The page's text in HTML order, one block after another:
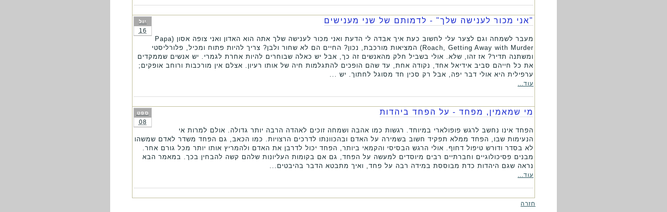
יול
16
"אני מכור לענישה שלך" - לדמותם של שני מענישים
מעבר לשמחה וגם לצער עלי לחשוב כעת איך אבדה לי הדעת ואני מכור לענישה שלך אתה הוא האדון ואני צופה אסון (Papa
Roach, Getting Away with Murder) המציאות מורכבת, נכון? החיים הם לא שחור ולבן? צריך להיות פתוח ומכיל, פלורליסטי
ומשתנה תדיר? אז זהו, שלא. אולי בשביל חלק מהאנשים זה כך, אבל יש כאלה שבוחרים להיות אחרת לגמרי. יש אנשים שממקדים
את כל חייהם סביב אידיאל אחד, נקודה אחת, עד שהם הופכים להתגלמות חיה של אותו רעיון. אצלם אין מורכבות ורוחב אופקים;
ערפילית היא אולי דבר יפה, אבל רק סכין חד מסוגל לחתוך. יש ...
עוד...
ספט
08
מי שמאמין, מפחד - על הפחד ביהדות
הפחד אינו נחשב לרגש פופולארי במיוחד. רגשות כמו אהבה ושמחה זוכים לאהדה הרבה יותר גדולה. אולם למרות אי
הנעימות שבו, הפחד ממלא תפקיד חשוב בשמירה על האדם ובהכוונתו לדרכים הרצויות. כמו הכאב, גם הפחד משדר לאדם שמשהו
לא בסדר ודורש טיפול דחוף. אולי הרגש הבסיסי והקמאי ביותר, הפחד יכול לדרבן את האדם ולהמריץ אותו יותר מכל גורם אחר.
מבנים פסיכולוגיים וחברתיים רבים מיוסדים למעשה על הפחד, גם אם בקומות העליונות שלהם קשה להבחין בכך. במאמר הבא
נראה שגם היהדות כדת מבוססת במידה רבה על פחד, ואיך מתבטא הדבר בהיבטים...
עוד...
חזרה